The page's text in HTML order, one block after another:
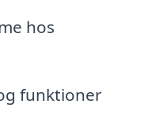
hos
funktioner